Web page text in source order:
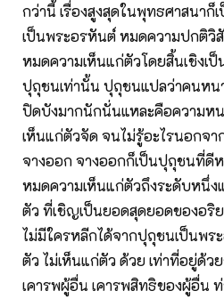
กว่านี้ เรื่องสูงสุดในพุทธศาสนาก็
เป็นพระอรหันต์ หมดความปกติวิ
หมดความเห็นแก่ตัวโดยสิ้นเชิงเ
ปุถุชนเท่านั้น ปุถุชนแปลว่าคนหน
ปิดบังมากนักนั่นแหละคือความห
เห็นแก่ตัวจัด จนไม่รู้อะไรนอกจ
จางออก จางออกก็เป็นปุถุชนที่ดี
หมดความเห็นแก่ตัวถึงระดับหนึ่ง
ตัว ที่เชิญเป็นยอดสุดยอดของอริ
ไม่มีใครหลีกได้จากปุถุชนเป็นพร
ตัว ไม่เห็นแก่ตัว ด้วย เท่าที่อยู่ด้ว
เคารพผู้อื่น เคารพสิทธิของผู้อื่น